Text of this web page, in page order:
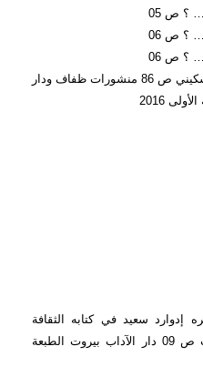
09) الهجرة الإنسانية – فتحي المسكيني ص 86 منشورات ظفاف ودار
2016
إدوارد سعيد في كتابه الثقافة
والإمبريالية –ترجمة كمال أبوديب ص 09 دار الآداب بيروت الطبعة